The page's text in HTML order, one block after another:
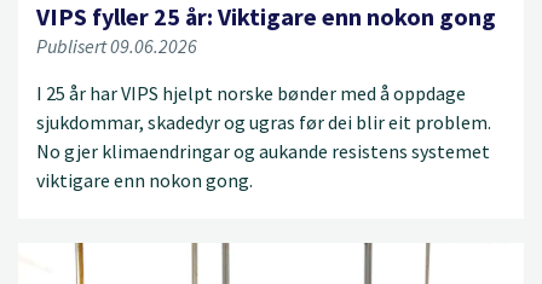
VIPS fyller 25 år: Viktigare enn nokon gong
Publisert 09.06.2026
I 25 år har VIPS hjelpt norske bønder med å oppdage
sjukdommar, skadedyr og ugras før dei blir eit problem.
No gjer klimaendringar og aukande resistens systemet
viktigare enn nokon gong.